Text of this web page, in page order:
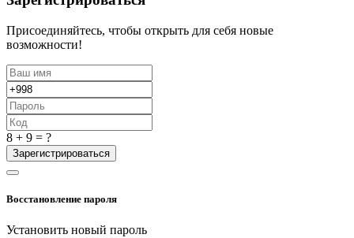
Присоединяйтесь, чтобы открыть для себя новые
возможности!
8 + 9 = ?
Зарегистрироваться
Восстановление пароля
Установить новый пароль